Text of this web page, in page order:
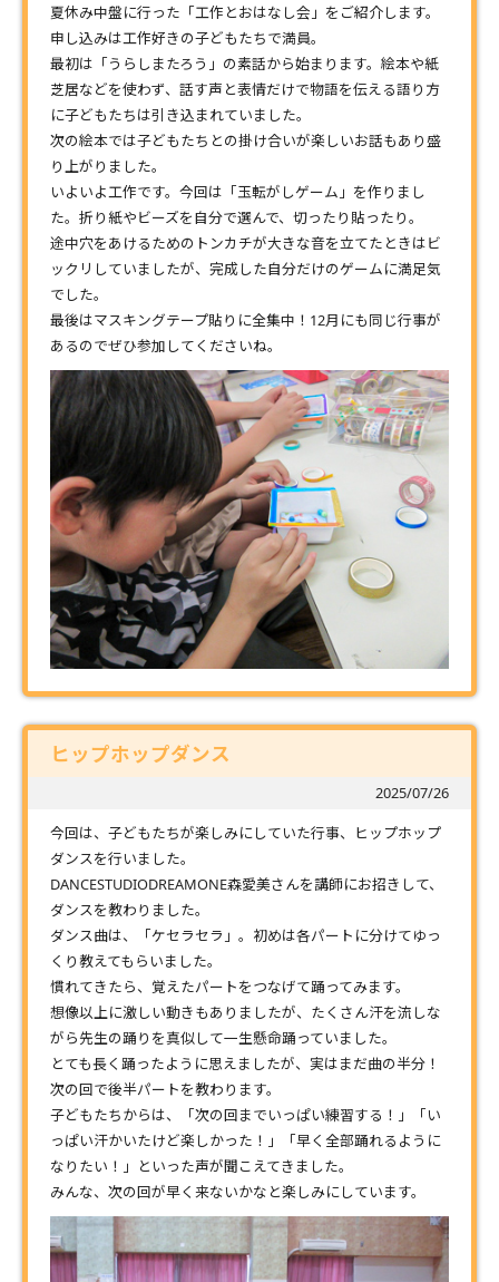
夏休み中盤に行った「工作とおはなし会」をご紹介します。
申し込みは工作好きの子どもたちで満員。
最初は「うらしまたろう」の素話から始まります。絵本や紙
芝居などを使わず、話す声と表情だけで物語を伝える語り方
に子どもたちは引き込まれていました。
次の絵本では子どもたちとの掛け合いが楽しいお話もあり盛
り上がりました。
いよいよ工作です。今回は「玉転がしゲーム」を作りまし
た。折り紙やビーズを自分で選んで、切ったり貼ったり。
途中穴をあけるためのトンカチが大きな音を立てたときはビ
ックリしていましたが、完成した自分だけのゲームに満足気
でした。
最後はマスキングテープ貼りに全集中！12月にも同じ行事が
あるのでぜひ参加してくださいね。
ヒップホップダンス
2025/07/26
今回は、子どもたちが楽しみにしていた行事、ヒップホップ
ダンスを行いました。
DANCESTUDIODREAMONE森愛美さんを講師にお招きして、
ダンスを教わりました。
ダンス曲は、「ケセラセラ」。初めは各パートに分けてゆっ
くり教えてもらいました。
慣れてきたら、覚えたパートをつなげて踊ってみます。
想像以上に激しい動きもありましたが、たくさん汗を流しな
がら先生の踊りを真似して一生懸命踊っていました。
とても長く踊ったように思えましたが、実はまだ曲の半分！
次の回で後半パートを教わります。
子どもたちからは、「次の回までいっぱい練習する！」「い
っぱい汗かいたけど楽しかった！」「早く全部踊れるように
なりたい！」といった声が聞こえてきました。
みんな、次の回が早く来ないかなと楽しみにしています。